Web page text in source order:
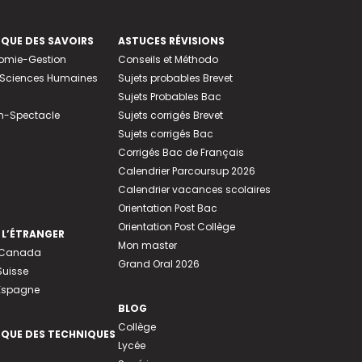
DES SAVOIRS
Gestion
Humaines
Spectacle
DES TECHNIQUES
ASTUCES RÉVISIONS
Conseils et Méthodo
Sujets probables Brevet
Sujets Probables Bac
Sujets corrigés Brevet
Sujets corrigés Bac
Corrigés Bac de Français
Calendrier Parcoursup 2026
Calendrier vacances scolaires
Orientation Post Bac
Orientation Post Collège
Mon master
Grand Oral 2026
BLOG
Collège
Lycée